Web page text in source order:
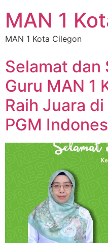
MAN 1
MAN 1 Kota Cilegon
Selamat dan
Guru MAN 1
Raih Juara
PGM